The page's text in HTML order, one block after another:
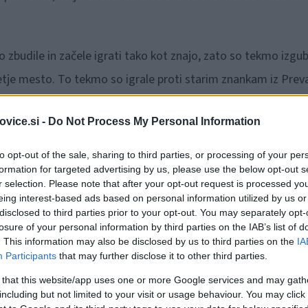
- Do Not Process My Personal Information
opt-out of the sale, sharing to third parties, or processing of your
for targeted advertising by us, please use the below opt-out
selection. Please note that after your opt-out request is processed
interest-based ads based on personal information utilized by us
to third parties prior to your opt-out. You may separately
of your personal information by third parties on the IAB’s list of
This information may also be disclosed by us to third parties on the
Participants that may further disclose it to other third parties.
that this website/app uses one or more Google services and may
but not limited to your visit or usage behaviour. You may
in začele igrati tako kot znajo, zato so tekmo
mesto. To tekmo so igrale proti starim znankam iz
potruditi in dati vse od sebe.
pošteno zmagale. Ta zmaga jim je prinesla tretje mesto,